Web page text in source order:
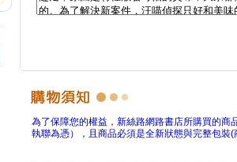
為了保障您的權益，新絲路網路書店所購買的商
執聯為憑），且商品必須是全新狀態與完整包裝